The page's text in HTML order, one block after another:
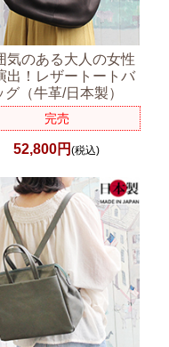
気のある大人の女性
出！レザートートバ
グ（牛革/日本製）
完売
52,800円(税込)